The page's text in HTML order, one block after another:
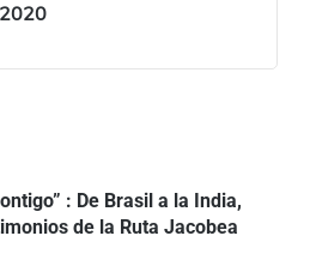
: De Brasil a la India,
de la Ruta Jacobea